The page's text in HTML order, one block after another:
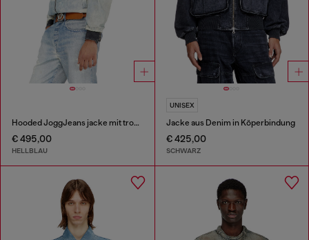
Hooded JoggJeans jacke mit trompe-l’oeil
€ 495,00
HELLBLAU
UNISEX
Jacke aus Denim in Köperbindung
€ 425,00
SCHWARZ